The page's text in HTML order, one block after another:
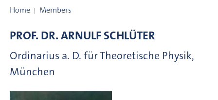
Home Members
PROF. DR.ARNULFSCHLÜTER
Ordinarius a. D. für Theoretische Physik,
München